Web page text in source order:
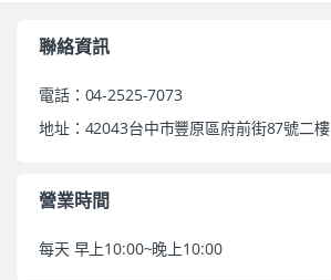
聯絡資訊
電話：04-2525-7073
地址：42043台中市豐原區府前街87號二樓
營業時間
每天 早上10:00~晚上10:00